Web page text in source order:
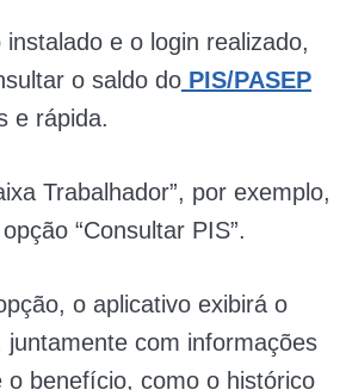
e o login realizado,
o saldo do PIS/PASEP
e rápida.
Trabalhador”, por exemplo,
“Consultar PIS”.
o aplicativo exibirá o
juntamente com informações
o benefício, como o histórico